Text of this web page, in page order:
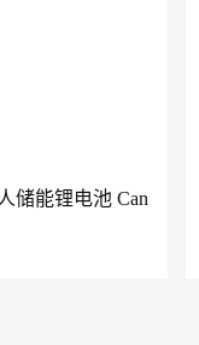
储能锂电池 Can